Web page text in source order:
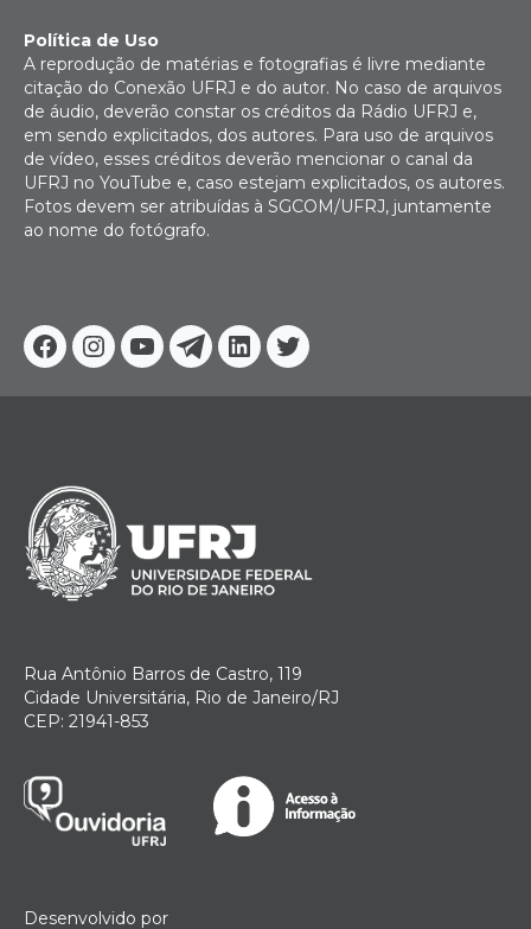
Facebook
Instagram
YoutubeTelegram
Linkedin
Twitter
Política de Uso
A reprodução de matérias e fotografias é livre mediante
citação do Conexão UFRJ e do autor. No caso de arquivos
de áudio, deverão constar os créditos da Rádio UFRJ e,
em sendo explicitados, dos autores. Para uso de arquivos
de vídeo, esses créditos deverão mencionar o canal da
UFRJ no YouTube e, caso estejam explicitados, os autores.
Fotos devem ser atribuídas à SGCOM/UFRJ, juntamente
ao nome do fotógrafo.
Rua Antônio Barros de Castro, 119
Cidade Universitária, Rio de Janeiro/RJ
CEP: 21941-853
Desenvolvido por